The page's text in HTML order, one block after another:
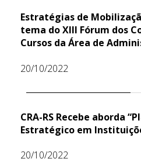
Estratégias de
tema do XIII Fórum dos
Cursos da Área de
20/10/2022
CRA-RS Recebe aborda
Estratégico em
20/10/2022